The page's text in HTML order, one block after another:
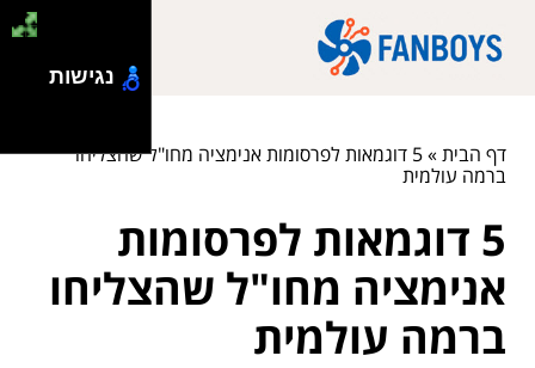
דף הבית»
5 דוגמאות לפרסומות אנימציה מחו"ל שהצליחו
ברמה עולמית
5 דוגמאות לפרסומות
אנימציה מחו"ל שהצליחו
ברמה עולמית
נגישות